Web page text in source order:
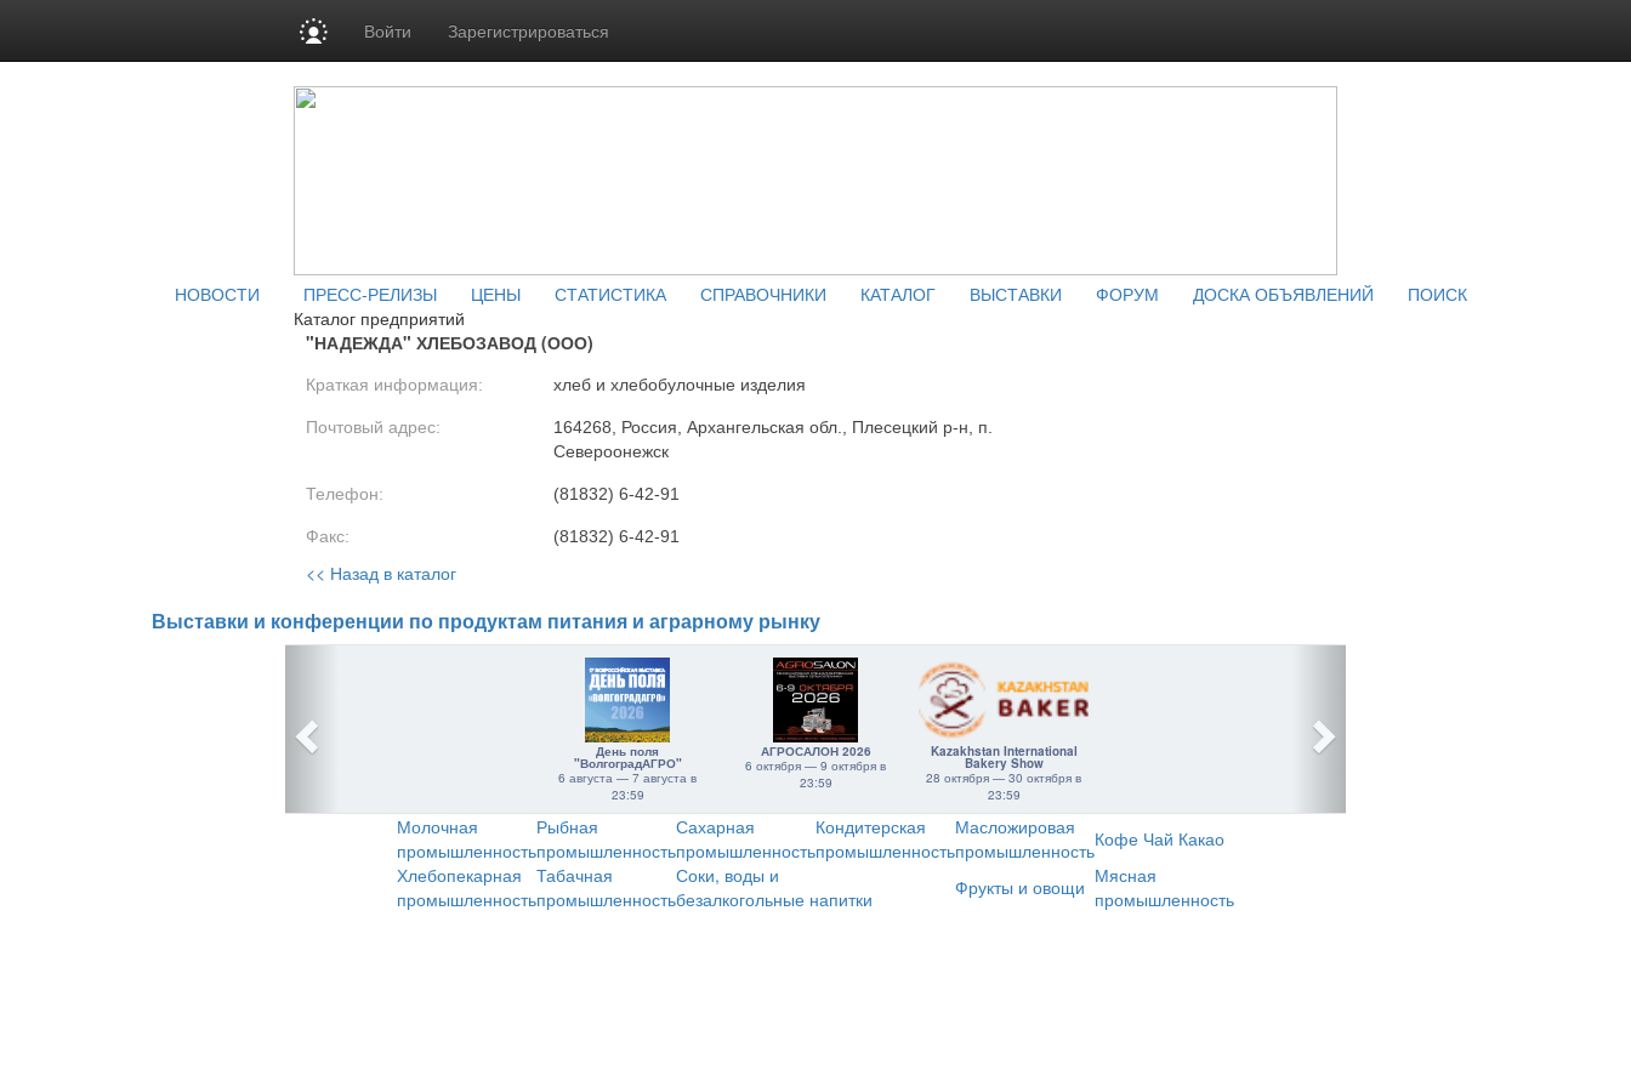
Войти Зарегистрироваться
НОВОСТИ ПРЕСС-РЕЛИЗЫ ЦЕНЫ СТАТИСТИКА СПРАВОЧНИКИ КАТАЛОГ ВЫСТАВКИ ФОРУМ ДОСКА ОБЪЯВЛЕНИЙ
ПОИСК
Каталог предприятий
"НАДЕЖДА" ХЛЕБОЗАВОД (ООО)
Краткая информация: хлеб и хлебобулочные изделия
Почтовый адрес:
164268, Россия, Архангельская обл., Плесецкий р-н, п.
Североонежск
Телефон: (81832) 6-42-91
Факс: (81832) 6-42-91
<< Назад в каталог
Выставки и конференции по продуктам питания и аграрному рынку
День поля
"ВолгоградАГРО"
6 августа — 7 августа в
23:59
АГРОСАЛОН 2026
6 октября — 9 октября в
23:59
Kazakhstan International
Bakery Show
28 октября — 30 октября в
23:59
Молочная
промышленность
Рыбная
промышленность
Сахарная
промышленность
Кондитерская
промышленность
Масложировая
промышленностьКофе Чай Какао
Хлебопекарная
промышленность
Табачная
промышленность
Соки, воды и
безалкогольные напитки
Фрукты и овощи Мясная
промышленность